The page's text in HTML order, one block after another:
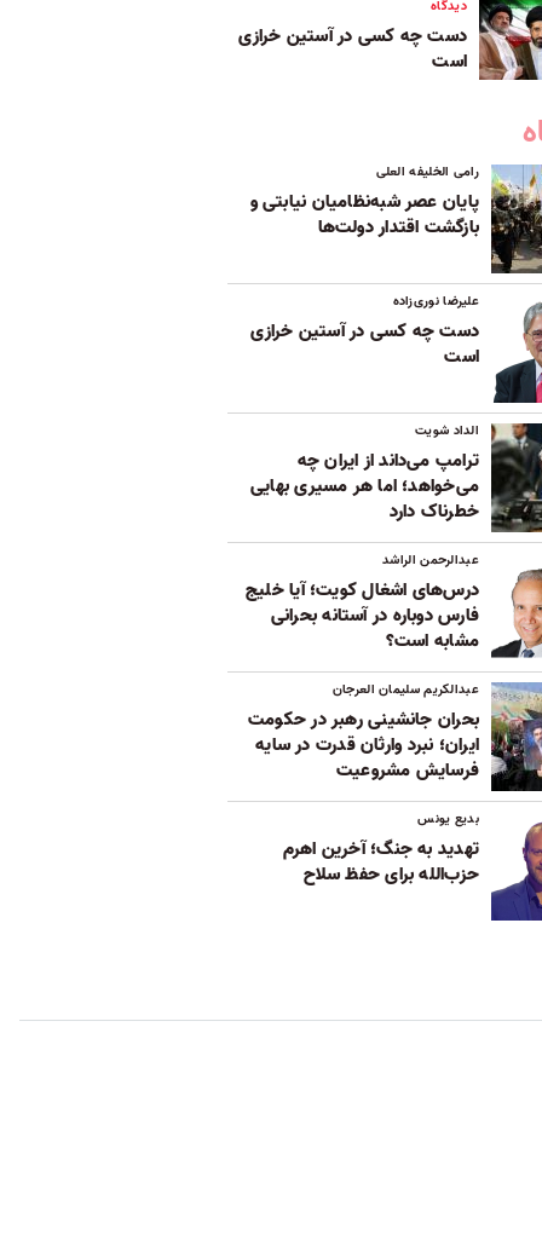
دیدگاه
دست چه کسی در آستین خرازی
است
رامی الخلیفه العلی
پایان عصر شبه‌نظامیان نیابتی و
بازگشت اقتدار دولت‌ها
علیرضا نوری‌زاده
دست چه کسی در آستین خرازی
است
الداد شویت
ترامپ می‌داند از ایران چه
می‌خواهد؛ اما هر مسیری بهایی
خطرناک دارد
عبدالرحمن الراشد
درس‌های اشغال کویت؛ آیا خلیج
فارس دوباره در آستانه بحرانی
مشابه است؟
عبدالکریم سلیمان العرجان
بحران جانشینی رهبر در حکومت
ایران؛ نبرد وارثان قدرت در سایه
فرسایش مشروعیت
بدیع یونس
تهدید به جنگ؛ آخرین اهرم
حزب‌الله برای حفظ سلاح